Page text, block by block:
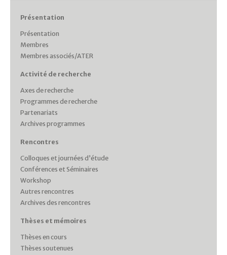
Présentation
Présentation
Membres
Membres associés/ATER
Activité de recherche
Axes de recherche
Programmes de recherche
Partenariats
Archives programmes
Rencontres
Colloques et journées d’étude
Conférences et Séminaires
Workshop
Autres rencontres
Archives des rencontres
Thèses et mémoires
Thèses en cours
Thèses soutenues